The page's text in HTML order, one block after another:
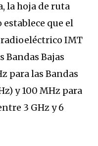
la hoja de ruta
que el
IMT
Bandas Bajas
para las Bandas
y 100 MHz para
3 GHz y 6